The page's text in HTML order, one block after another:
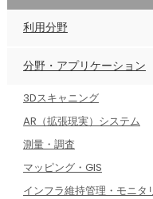
利用分野
分野・アプリケーション
3Dスキャニング
AR（拡張現実）システム
測量・調査
マッピング・GIS
インフラ維持管理・モニタ